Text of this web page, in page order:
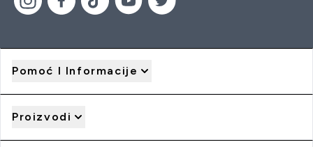
Pomoć I Informacije
Proizvodi